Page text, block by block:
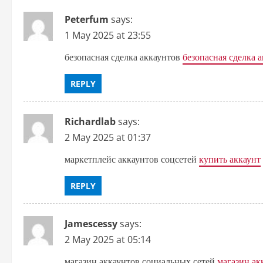
g
a
o
n
Peterfum says:
1 May 2025 at 23:55
безопасная сделка аккаунтов безопасная сделка
REPLY
Richardlabsays:
2 May 2025 at 01:37
маркетплейс аккаунтов соцсетей купить аккаунт
REPLY
Jamescessysays:
2 May 2025 at 05:14